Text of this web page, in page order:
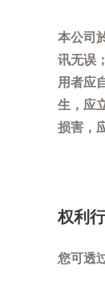
本公司
讯无误
用者应
生，应
损害，
权利
您可透